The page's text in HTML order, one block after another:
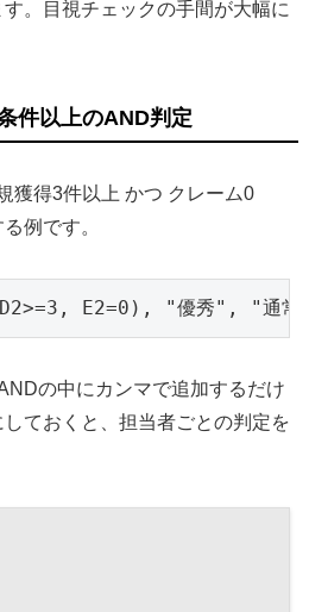
す。目視チェックの手間が大幅に
件以上のAND判定
獲得3件以上 かつ クレーム0
例です。
D2>=3, E2=0), "優秀", "通
の中にカンマで追加するだけ
ておくと、担当者ごとの判定を